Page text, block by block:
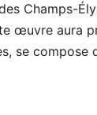
Champs-
œuvre aura
se compose